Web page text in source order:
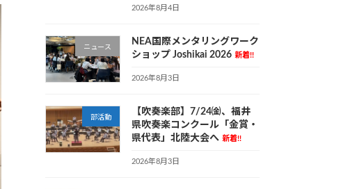
2026年8月4日
ニュース
NEA国際メンタリングワーク
ショップ Joshikai 2026 新着!!
2026年8月3日
部活動
【吹奏楽部】7/24㈮、福井
県吹奏楽コンクール「金賞・
県代表」北陸大会へ 新着!!
2026年8月3日